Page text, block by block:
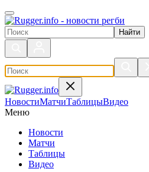
Поиск по сайту
НовостиМатчиТаблицыВидео
Меню
Новости
Матчи
Таблицы
Видео